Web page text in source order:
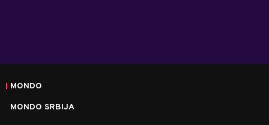
MONDO
MONDO SRBIJA